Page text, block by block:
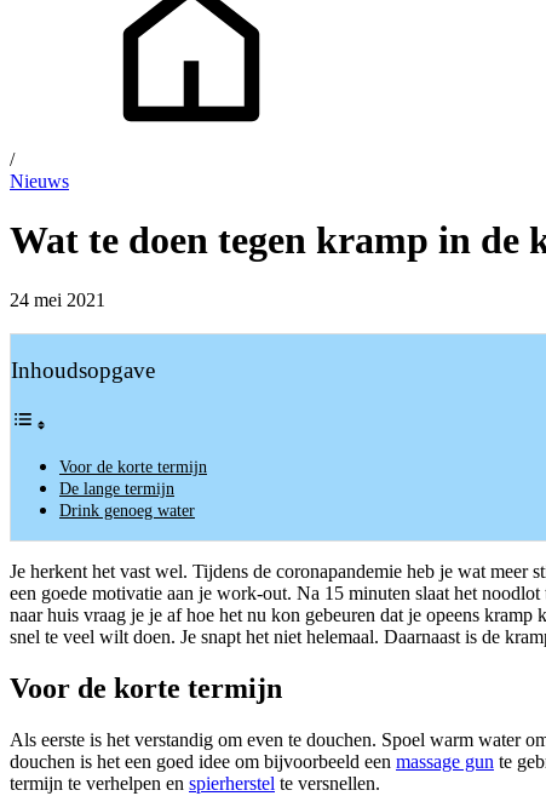
/
Nieuws
Wat te doen tegen kramp in de
24 mei 2021
Inhoudsopgave
Voor de korte termijn
De lange termijn
Drink genoeg water
Je herkent het vast wel. Tijdens de coronapandemie heb je wat
een goede motivatie aan je work-out. Na 15 minuten slaat het
naar huis vraag je je af hoe het nu kon gebeuren dat je opeens
snel te veel wilt doen. Je snapt het niet helemaal. Daarnaast is de
Voor de korte termijn
Als eerste is het verstandig om even te douchen. Spoel warm water
douchen is het een goed idee om bijvoorbeeld een massage gun te
termijn te verhelpen en spierherstel te versnellen.